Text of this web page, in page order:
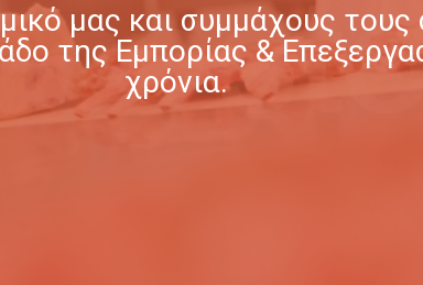
μας και συμμάχους τους
της Εμπορίας &
χρόνια.